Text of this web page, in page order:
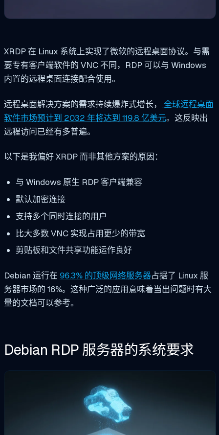
XRDP 在 Linux 系统上实现了微软的远程桌面协议。与需
要专有客户端软件的 VNC 不同，RDP 可以与 Windows
内置的远程桌面连接配合使用。
远程桌面解决方案的需求持续爆炸式增长，
全球远程桌面
软件市场预计到 2032 年将达到 119.8 亿美元。这反映出
远程访问已经有多普遍。
以下是我偏好 XRDP 而非其他方案的原因：
与 Windows 原生 RDP 客户端兼容
默认加密连接
支持多个同时连接的用户
比大多数 VNC 实现占用更少的带宽
剪贴板和文件共享功能运作良好
Debian 运行在 96.3% 的顶级网络服务器占据了 Linux 服
务器市场的 16%。这种广泛的应用意味着当出问题时有大
量的文档可以参考。
Debian RDP 服务器的系统要求